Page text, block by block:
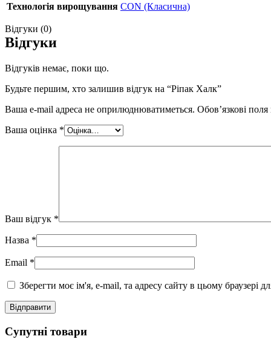
Технологія вирощування CON (Класична)
Відгуки (0)
Відгуки
Відгуків немає, поки що.
Будьте першим, хто залишив відгук на “Ріпак Халк”
Ваша e-mail адреса не оприлюднюватиметься. Обов’язкові
Ваша оцінка *
Ваш відгук *
Назва *
Email *
Зберегти моє ім'я, e-mail, та адресу сайту в цьому браузері
Супутні товари